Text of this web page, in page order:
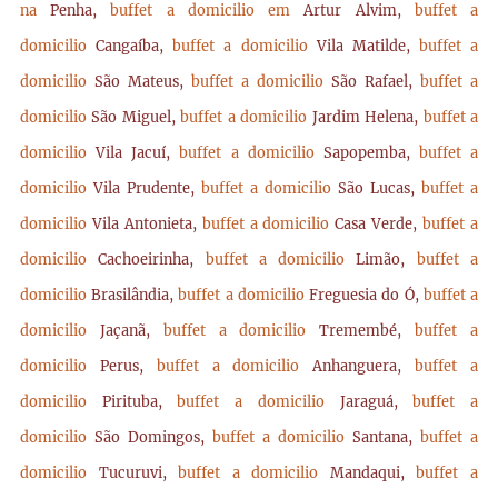
naPenha,buffet a domicilio emArtur Alvim, buffet a
domicilioCangaíba,buffet a domicilioVila Matilde, buffet a
domicilio São Mateus, buffet a domicilio São Rafael, buffet a
domicilioSão Miguel,buffet a domicilio Jardim Helena, buffet a
domicilioVila Jacuí,buffet a domicilio Sapopemba, buffet a
domicilioVila Prudente, buffet a domicilio São Lucas, buffet a
domicilioVila Antonieta, buffet a domicilioCasa Verde,buffet a
domicilioCachoeirinha, buffet a domicilioLimão, buffet a
domicilioBrasilândia,buffet a domicilioFreguesia do Ó, buffet a
domicilio Jaçanã, buffet a domicilioTremembé,buffet a
domicilio Perus, buffet a domicilioAnhanguera,buffet a
domicilio Pirituba,buffet a domicilio Jaraguá,buffet a
domicilio São Domingos, buffet a domicilio Santana, buffet a
domicilio Tucuruvi,buffet a domicilio Mandaqui,buffet a